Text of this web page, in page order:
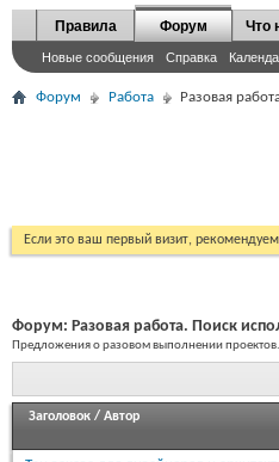
Правила Форум
Новые сообщения Справка
Что
Форум Работа Разовая
Если это ваш первый визит,
Форум: Разовая работа. Поиск
Предложения о разовом выполнении проектов.
Заголовок / Автор